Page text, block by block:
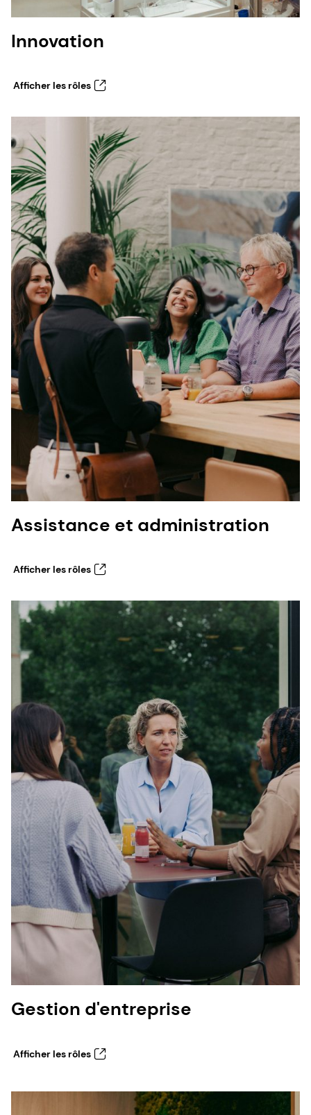
Innovation
Afficher les rôles
Assistance et administration
Afficher les rôles
Gestion d'entreprise
Afficher les rôles